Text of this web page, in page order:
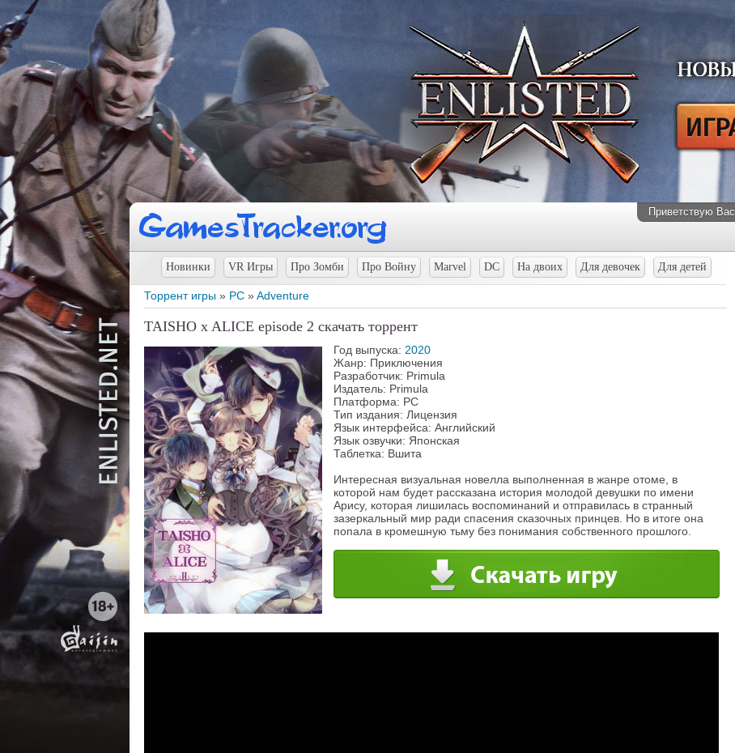
Приветствую Вас
Новинки VR Игры Про Зомби Про Войну Marvel DC На двоих Для девочек Для детей
Торрент игры » PC »Adventure
TAISHO x ALICE episode 2 скачать торрент
Год выпуска: 2020
Жанр: Приключения
Разработчик: Primula
Издатель: Primula
Платформа: PC
Тип издания: Лицензия
Язык интерфейса: Английский
Язык озвучки: Японская
Таблетка: Вшита
Интересная визуальная новелла выполненная в жанре отоме, в
которой нам будет рассказана история молодой девушки по имени
Арису, которая лишилась воспоминаний и отправилась в странный
зазеркальный мир ради спасения сказочных принцев. Но в итоге она
попала в кромешную тьму без понимания собственного прошлого.